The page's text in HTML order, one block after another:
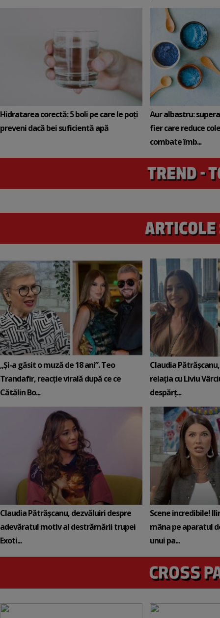
Hidratarea corectă: 5 boli pe care le poți
preveni dacă bei suficientă apă
Aur albastru:
fier care reduce
combate îmb...
„Și-a găsit o muză de 18 ani”. Teo
Trandafir, reacție virală după ce ce
Cătălin Bo...
Claudia
relația cu Liviu
despărț...
Claudia Pătrășcanu, dezvăluiri despre
adevăratul motiv al destrămării trupei
Exoti...
Scene incredibile!
mâna pe aparatul
unui pa...